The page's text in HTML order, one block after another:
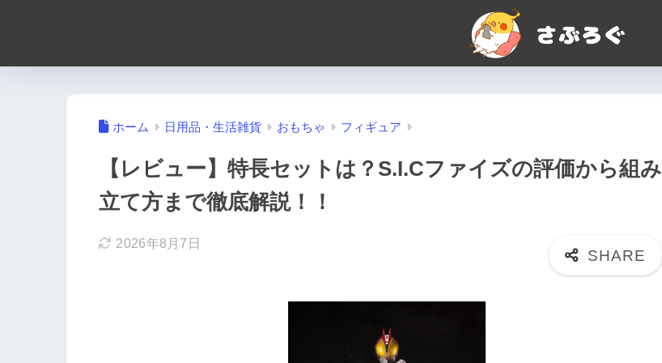
ホーム 日用品・生活雑貨 おもちゃ フィギュア
【レビュー】特長セットは？S.I.Cファイズの評価から組み
立て方まで徹底解説！！
2026年8月7日